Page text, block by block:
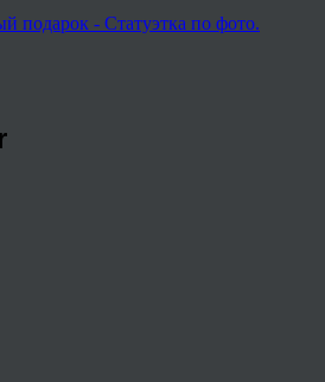
подарок - Статуэтка по фото.